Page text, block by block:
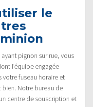
le
pignon sur rue, vous
l’équipe engagée
fuseau horaire et
bien. Notre bureau de
centre de souscription et